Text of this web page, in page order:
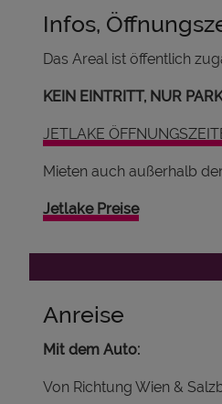
Infos,
Das Areal ist öffentlich
KEIN EINTRITT, NUR
JETLAKE
Mieten auch außerhalb
Jetlake Preise
Anreise
Mit dem Auto:
Von Richtung Wien &